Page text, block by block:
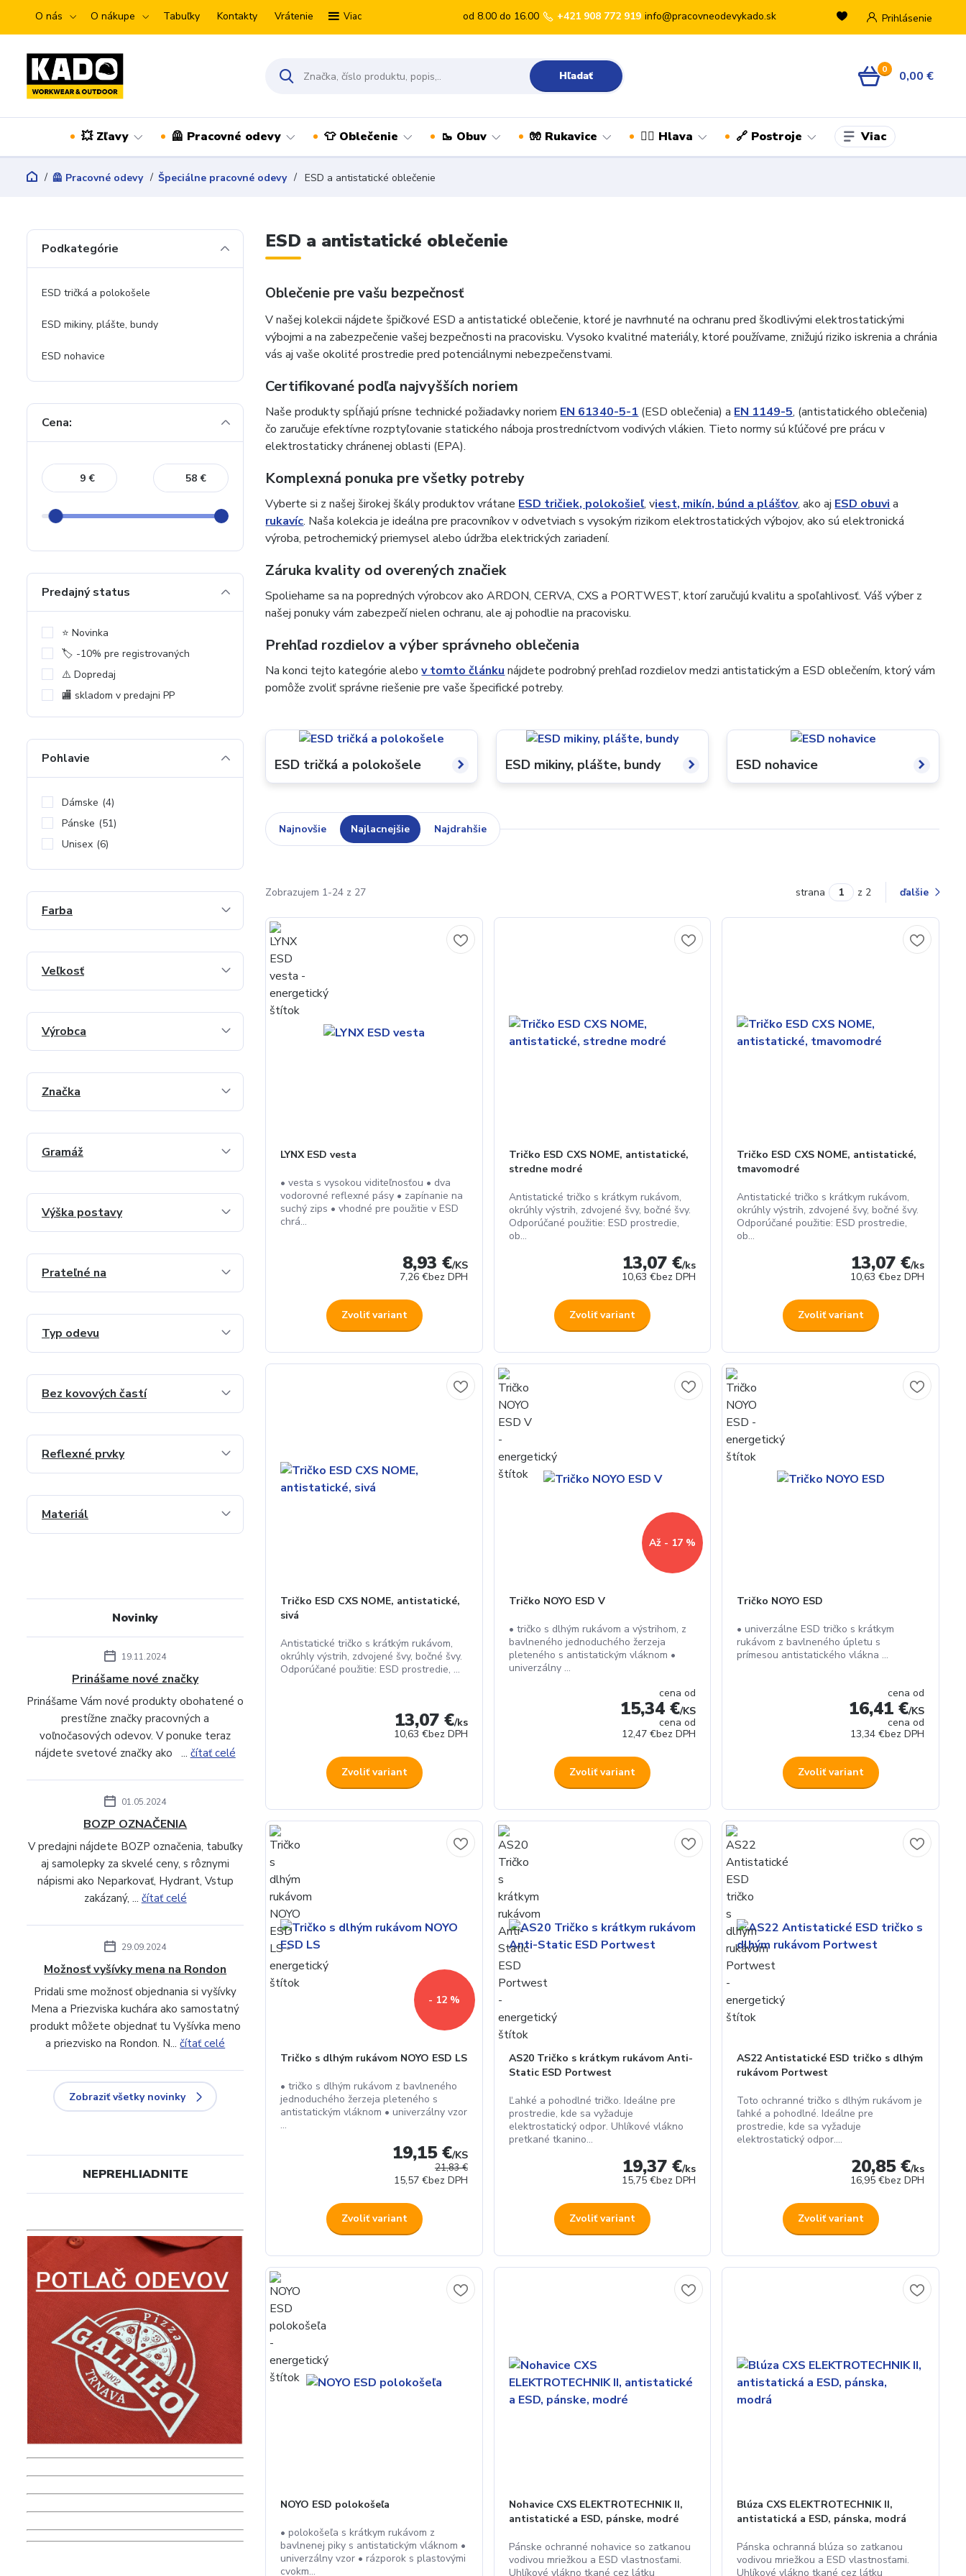
O nás O nákupe Tabuľky Kontakty Vrátenie Viac Prihlásenie
Hľadať
od 8.00 do 16.00 +421 908 772 919 info@pracovneodevykado.sk
0 0,00 €
💥 Zľavy 🦺 Pracovné odevy 👕 Oblečenie 🥾 Obuv 🧤 Rukavice 👷‍♂️ Hlava 🔗 Postroje Viac
🦺 Pracovné odevy Špeciálne pracovné odevy ESD a antistatické oblečenie
ESD a antistatické oblečenie
Oblečenie pre vašu bezpečnosť
V našej kolekcii nájdete špičkové ESD a antistatické oblečenie, ktoré je navrhnuté na ochranu pred škodlivými elektrostatickými
výbojmi a na zabezpečenie vašej bezpečnosti na pracovisku. Vysoko kvalitné materiály, ktoré používame, znižujú riziko iskrenia a chránia
vás aj vaše okolité prostredie pred potenciálnymi nebezpečenstvami.
Certifikované podľa najvyšších noriem
Naše produkty spĺňajú prísne technické požiadavky noriem EN 61340-5-1 (ESD oblečenia) a EN 1149-5, (antistatického oblečenia)
čo zaručuje efektívne rozptyľovanie statického náboja prostredníctvom vodivých vlákien. Tieto normy sú kľúčové pre prácu v
elektrostaticky chránenej oblasti (EPA).
Komplexná ponuka pre všetky potreby
Vyberte si z našej širokej škály produktov vrátane ESD tričiek, polokošieľ, viest, mikín, búnd a plášťov, ako aj ESD obuvi a
rukavíc. Naša kolekcia je ideálna pre pracovníkov v odvetviach s vysokým rizikom elektrostatických výbojov, ako sú elektronická
výroba, petrochemický priemysel alebo údržba elektrických zariadení.
Záruka kvality od overených značiek
Spoliehame sa na popredných výrobcov ako ARDON, CERVA, CXS a PORTWEST, ktorí zaručujú kvalitu a spoľahlivosť. Váš výber z
našej ponuky vám zabezpečí nielen ochranu, ale aj pohodlie na pracovisku.
Prehľad rozdielov a výber správneho oblečenia
Na konci tejto kategórie alebov tomto článku nájdete podrobný prehľad rozdielov medzi antistatickým a ESD oblečením, ktorý vám
pomôže zvoliť správne riešenie pre vaše špecifické potreby.
ESD tričká a polokošele ESD mikiny, plášte, bundy ESD nohavice
Najnovšie Najlacnejšie Najdrahšie
Zobrazujem 1-24 z 27 strana z 2 ďalšie
LYNX ESD vesta
• vesta s vysokou viditeľnosťou • dva
vodorovné reflexné pásy • zapínanie na
suchý zips • vhodné pre použitie v ESD
chrá...
8,93 €/KS
7,26 €bez DPH
Zvoliť variant
Tričko ESD CXS NOME, antistatické,
stredne modré
Antistatické tričko s krátkym rukávom,
okrúhly výstrih, zdvojené švy, bočné švy.
Odporúčané použitie: ESD prostredie,
ob...
13,07 €/ks
10,63 €bez DPH
Zvoliť variant
Tričko ESD CXS NOME, antistatické,
tmavomodré
Antistatické tričko s krátkym rukávom,
okrúhly výstrih, zdvojené švy, bočné švy.
Odporúčané použitie: ESD prostredie,
ob...
13,07 €/ks
10,63 €bez DPH
Zvoliť variant
Tričko ESD CXS NOME, antistatické,
sivá
Antistatické tričko s krátkým rukávom,
okrúhly výstrih, zdvojené švy, bočné švy.
Odporúčané použitie: ESD prostredie, ...
13,07 €/ks
10,63 €bez DPH
Zvoliť variant
Až - 17 %
Tričko NOYO ESD V
• tričko s dlhým rukávom a výstrihom, z
bavlneného jednoduchého žerzeja
pleteného s antistatickým vláknom •
univerzálny ...
cena od
15,34 €/KS
cena od
12,47 €bez DPH
Zvoliť variant
Tričko NOYO ESD
• univerzálne ESD tričko s krátkym
rukávom z bavlneného úpletu s
prímesou antistatického vlákna ...
cena od
16,41 €/KS
cena od
13,34 €bez DPH
Zvoliť variant
- 12 %
Tričko s dlhým rukávom NOYO ESD LS
• tričko s dlhým rukávom z bavlneného
jednoduchého žerzeja pleteného s
antistatickým vláknom • univerzálny vzor
...
21,83 €
19,15 €/KS
15,57 €bez DPH
Zvoliť variant
AS20 Tričko s krátkym rukávom Anti-
Static ESD Portwest
Ľahké a pohodlné tričko. Ideálne pre
prostredie, kde sa vyžaduje
elektrostatický odpor. Uhlíkové vlákno
pretkané tkanino...
19,37 €/ks
15,75 €bez DPH
Zvoliť variant
AS22 Antistatické ESD tričko s dlhým
rukávom Portwest
Toto ochranné tričko s dlhým rukávom je
ľahké a pohodlné. Ideálne pre
prostredie, kde sa vyžaduje
elektrostatický odpor....
20,85 €/ks
16,95 €bez DPH
Zvoliť variant
NOYO ESD polokošeľa
• polokošeľa s krátkym rukávom z
bavlnenej piky s antistatickým vláknom •
univerzálny vzor • rázporok s plastovými
cvokm...
Nohavice CXS ELEKTROTECHNIK II,
antistatické a ESD, pánske, modré
Pánske ochranné nohavice so zatkanou
vodivou mriežkou a ESD vlastnosťami.
Uhlíkové vlákno tkané cez látku
Blúza CXS ELEKTROTECHNIK II,
antistatická a ESD, pánska, modrá
Pánska ochranná blúza so zatkanou
vodivou mriežkou a ESD vlastnosťami.
Uhlíkové vlákno tkané cez látku
Podkategórie
ESD tričká a polokošele
ESD mikiny, plášte, bundy
ESD nohavice
Cena:
€ €
Predajný status
⭐️ Novinka
🏷️ -10% pre registrovaných
⚠️ Dopredaj
🏬 skladom v predajni PP
Pohlavie
Dámske (4)
Pánske (51)
Unisex (6)
Farba
Veľkosť
Výrobca
Značka
Gramáž
Výška postavy
Prateľné na
Typ odevu
Bez kovových častí
Reflexné prvky
Materiál
Novinky
19.11.2024
Prinášame nové značky
Prinášame Vám nové produkty obohatené o
prestížne značky pracovných a
voľnočasových odevov. V ponuke teraz
nájdete svetové značky ako ... čítať celé
01.05.2024
BOZP OZNAČENIA
V predajni nájdete BOZP označenia, tabuľky
aj samolepky za skvelé ceny, s rôznymi
nápismi ako Neparkovať, Hydrant, Vstup
zakázaný, ... čítať celé
29.09.2024
Možnosť vyšívky mena na Rondon
Pridali sme možnosť objednania si vyšívky
Mena a Priezviska kuchára ako samostatný
produkt môžete objednať tu Vyšívka meno
a priezvisko na Rondon. N...čítať celé
Zobraziť všetky novinky
NEPREHLIADNITE